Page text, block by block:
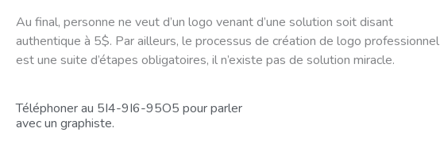
Au final, personne ne veut d’un logo venant d’une solution soit disant
authentique à 5$. Par ailleurs, le processus de création de logo professionnel
est une suite d’étapes obligatoires, il n’existe pas de solution miracle.
Téléphoner au 5I4-9I6-95O5 pour parler
avec un graphiste.